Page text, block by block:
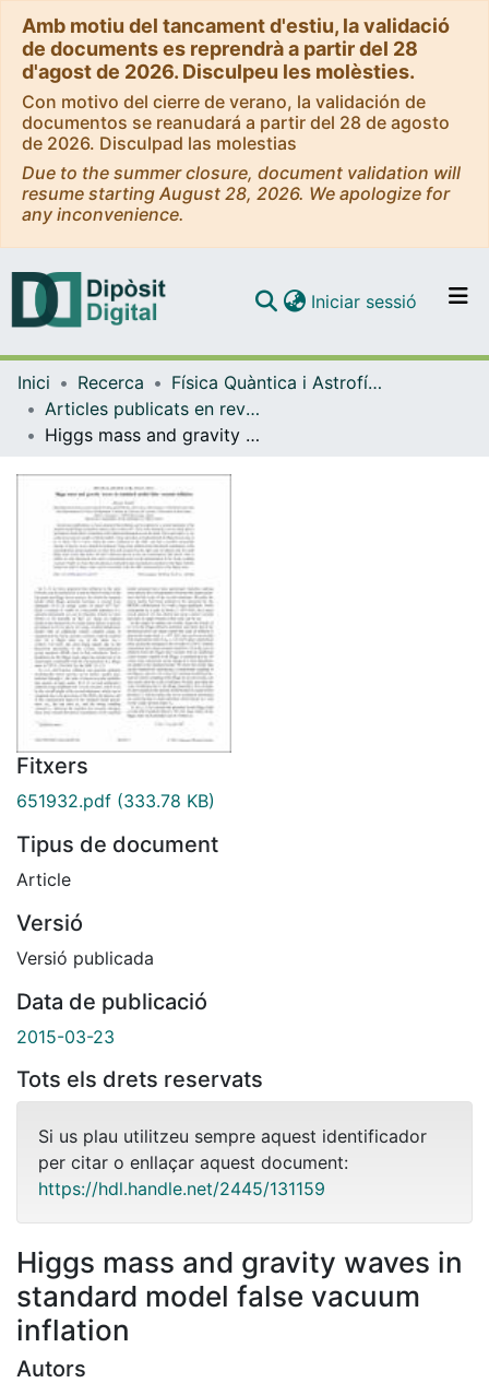
Amb motiu del tancament d'estiu, la validació
de documents es reprendrà a partir del 28
d'agost de 2026. Disculpeu les molèsties.
Con motivo del cierre de verano, la validación de
documentos se reanudará a partir del 28 de agosto
de 2026. Disculpad las molestias
Due to the summer closure, document validation will
resume starting August 28, 2026. We apologize for
any inconvenience.
Navega per tot el DD
Contacte
Iniciar sessió (current)
Inici Recerca
Física Quàntica i Astrofísica
Articles publicats en revistes (Física Quàntica i Astrofísica)
Higgs mass and gravity waves in standard model false vacuum inflation
Fitxers
651932.pdf (333.78 KB)
Tipus de document
Article
Versió
Versió publicada
Data de publicació
2015-03-23
Tots els drets reservats
Si us plau utilitzeu sempre aquest identificador
per citar o enllaçar aquest document:
https://hdl.handle.net/2445/131159
Higgs mass and gravity waves in
standard model false vacuum
inflation
Autors